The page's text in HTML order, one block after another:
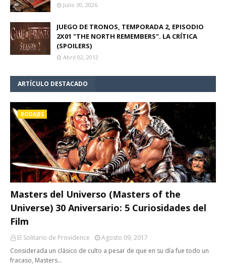
Julio 30, 2026
JUEGO DE TRONOS, TEMPORADA 2, EPISODIO
2X01 "THE NORTH REMEMBERS". LA CRÍTICA
(SPOILERS)
Abril 02, 2012
ARTÍCULO DESTACADO
RODAJES
Masters del Universo (Masters of the
Universe) 30 Aniversario: 5 Curiosidades del
Film
El Solitario de Providence
Agosto 09, 2017
Considerada un clásico de culto a pesar de que en su día fue todo un
fracaso, Masters…